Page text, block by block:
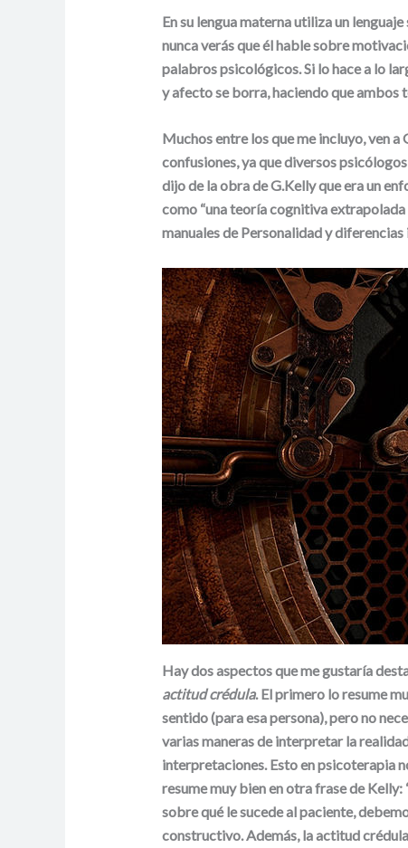
En su lengua materna utiliza un
nunca verás que él hable sobre
palabros psicológicos. Si lo hace a lo
y afecto se borra, haciendo que ambos
Muchos entre los que me incluyo, ven
confusiones, ya que diversos
dijo de la obra de G.Kelly que era un
como “una teoría cognitiva extrapolada
manuales de Personalidad y diferencias
Hay dos aspectos que me gustaría
actitud crédula. El primero lo resume
sentido (para esa persona), pero no
varias maneras de interpretar la
interpretaciones. Esto en psicoterapia
resume muy bien en otra frase de Kelly:
sobre qué le sucede al paciente,
constructivo. Además, la actitud